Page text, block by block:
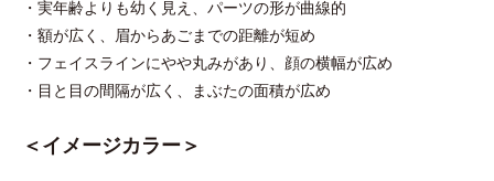
・実年齢よりも幼く見え、パーツの形が曲線的
・額が広く、眉からあごまでの距離が短め
・フェイスラインにやや丸みがあり、顔の横幅が広め
・目と目の間隔が広く、まぶたの面積が広め
＜イメージカラー＞